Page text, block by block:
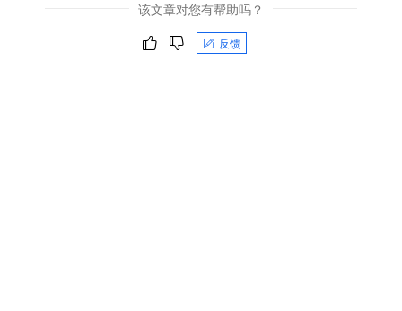
该文章对您有帮助吗？
反馈